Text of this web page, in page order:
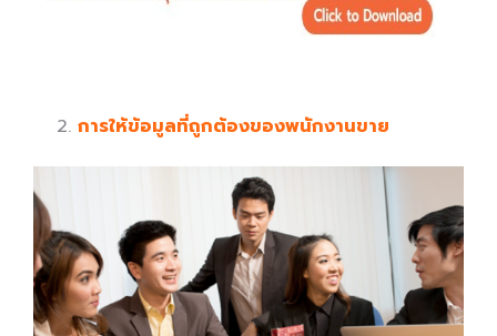
การให้ข้อมูลที่ถูกต้องของพนักงานขาย